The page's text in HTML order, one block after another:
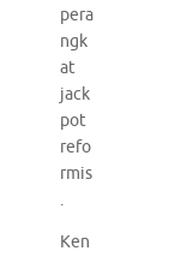
pera
ngk
at
jack
pot
refo
rmis
.
Ken